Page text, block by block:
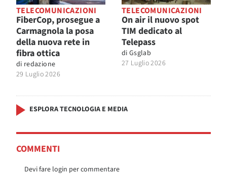
TELECOMUNICAZIONI
FiberCop, prosegue a
Carmagnola la posa
della nuova rete in
fibra ottica
di redazione
29 Luglio 2026
TELECOMUNICAZIONI
On air il nuovo spot
TIM dedicato al
Telepass
di Gsglab
27 Luglio 2026
ESPLORA TECNOLOGIA E MEDIA
COMMENTI
Devi fare login per commentare